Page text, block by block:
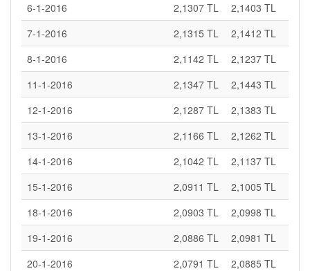
6-1-2016
2,1307 TL
2,1403 TL
7-1-2016
2,1315 TL
2,1412 TL
8-1-2016
2,1142 TL
2,1237 TL
11-1-2016
2,1347 TL
2,1443 TL
12-1-2016
2,1287 TL
2,1383 TL
13-1-2016
2,1166 TL
2,1262 TL
14-1-2016
2,1042 TL
2,1137 TL
15-1-2016
2,0911 TL
2,1005 TL
18-1-2016
2,0903 TL
2,0998 TL
19-1-2016
2,0886 TL
2,0981 TL
20-1-2016
2,0791 TL
2,0885 TL